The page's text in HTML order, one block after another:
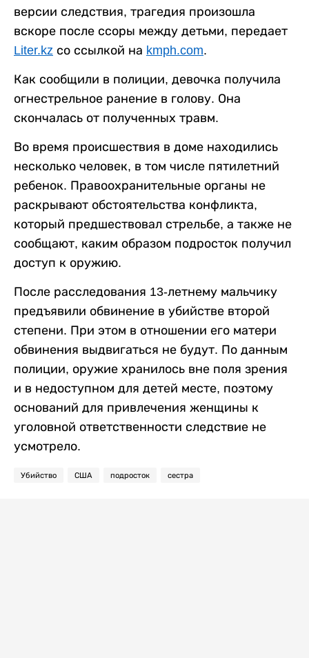
версии следствия, трагедия произошла
вскоре после ссоры между детьми, передает
Liter.kz со ссылкой на kmph.com.
Как сообщили в полиции, девочка получила
огнестрельное ранение в голову. Она
скончалась от полученных травм.
Во время происшествия в доме находились
несколько человек, в том числе пятилетний
ребенок. Правоохранительные органы не
раскрывают обстоятельства конфликта,
который предшествовал стрельбе, а также не
сообщают, каким образом подросток получил
доступ к оружию.
После расследования 13-летнему мальчику
предъявили обвинение в убийстве второй
степени. При этом в отношении его матери
обвинения выдвигаться не будут. По данным
полиции, оружие хранилось вне поля зрения
и в недоступном для детей месте, поэтому
оснований для привлечения женщины к
уголовной ответственности следствие не
усмотрело.
Убийство США подросток сестра